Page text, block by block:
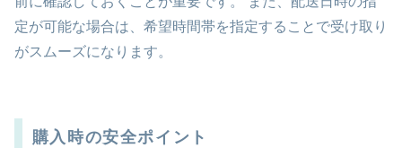
定が可能な場合は、希望時間帯を指定することで受け取り
がスムーズになります。
購入時の安全ポイント